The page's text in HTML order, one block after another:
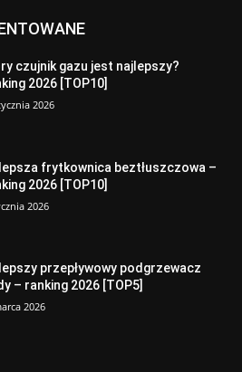
czujnik gazu jest najlepszy?
2026 [TOP10]
2026
frytkownica beztłuszczowa –
2026 [TOP10]
2026
przepływowy podgrzewacz
– ranking 2026 [TOP5]
2026